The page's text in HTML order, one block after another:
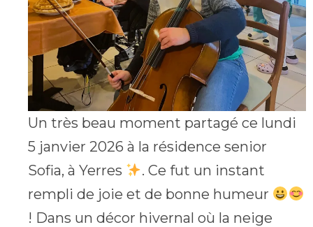
Un très beau moment partagé ce lundi
5 janvier 2026 à la résidence senior
Sofia, à Yerres
. Ce fut un instant
rempli de joie et de bonne humeur
! Dans un décor hivernal où la neige